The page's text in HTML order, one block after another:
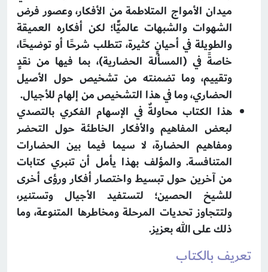
ميدان الأمواج المتلاطمة من الأفكار، وعصور فرض
الشهوات والشبهات عالميًّا؛ لكن أفكاره العميقة
والطويلة في أحيانٍ كثيرة، تتطلب شرحًا أو توضيحًا،
خاصةً في (المسألة الحضارية)، بما فيها من نقدٍ
وتقييم، وما تضمنته من تشخيص حول الأصيل
الحضاري، وما في هذا التشخيص من إلهام للأجيال.
هذا الكتاب محاولةٌ في الإسهام الفكري بالتصدي
لبعض المفاهيم والأفكار الخاطئة حول التحضر
ومفاهيم الحضارة، لا سيما فيما بين الحضارات
المتنافسة. والمؤلف بهذا يأمل أن تنبري كتابات
من آخرين حول تبسيط واختصار أفكار ورؤى أخرى
للشيخ الحصين؛ لتستفيد الأجيال وتستنير،
ولتتجاوز تحديات المرحلة ومخاطرها المتنوعة، وما
ذلك على الله بعزيز.
تعريف بالكتاب